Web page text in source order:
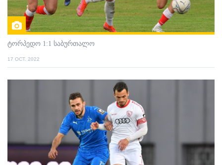
ტორპედო 1:1 საბურთალო
17 OCT. 2022